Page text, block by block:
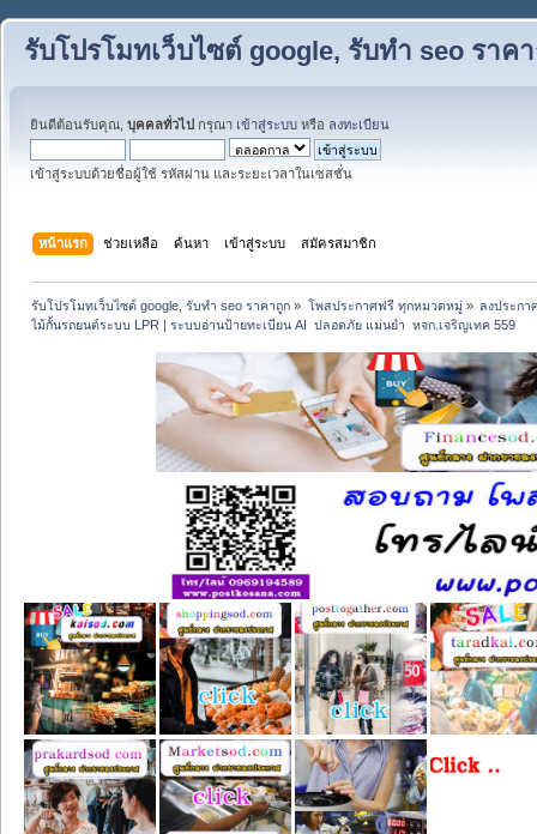
รับโปรโมทเว็บไซต์ google, รับทำ seo ราค
ยินดีต้อนรับคุณ, บุคคลทั่วไป กรุณา เข้าสู่ระบบ หรือ ลงทะเบียน
เข้าสู่ระบบด้วยชื่อผู้ใช้ รหัสผ่าน และระยะเวลาในเซสชั่น
หน้าแรก ช่วยเหลือ ค้นหา เข้าสู่ระบบ สมัครสมาชิก
รับโปรโมทเว็บไซต์ google, รับทำ seo ราคาถูก » โพสประกาศฟรี ทุกหมวดหมู่» ลงประกา
ไม้กั้นรถยนต์ระบบ LPR | ระบบอ่านป้ายทะเบียน AI  ปลอดภัย แม่นยำ  หจก.เจริญเทค 559